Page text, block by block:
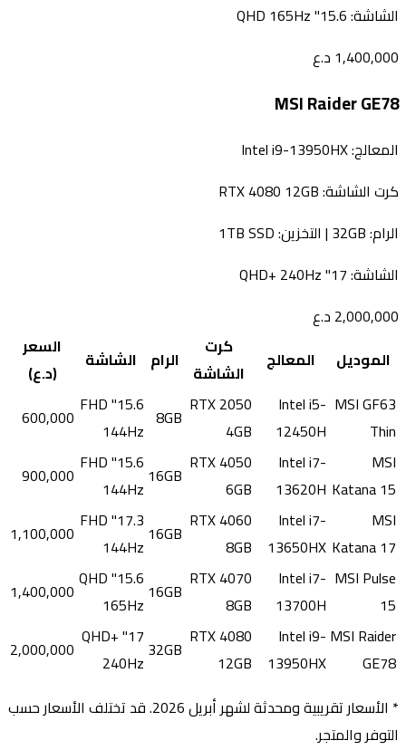
الشاشة:15.6" QHD 165Hz
1,400,000 د.ع
MSI Raider GE78
المعالج:Intel i9-13950HX
كرت الشاشة:RTX 4080 12GB
الرام:32GB | التخزين:1TB SSD
الشاشة:17" QHD+ 240Hz
2,000,000 د.ع
الموديل
المعالج
كرت
الشاشة الرام الشاشة
السعر
(د.ع)
MSI GF63
Thin
Intel i5-
12450H
RTX 2050
4GB
8GB
15.6" FHD
144Hz
600,000
MSI
Katana 15
Intel i7-
13620H
RTX 4050
6GB
16GB
15.6" FHD
144Hz
900,000
MSI
Katana 17
Intel i7-
13650HX
RTX 4060
8GB
16GB
17.3" FHD
144Hz
1,100,000
MSI Pulse
15
Intel i7-
13700H
RTX 4070
8GB
16GB
15.6" QHD
165Hz
1,400,000
MSI Raider
GE78
Intel i9-
13950HX
RTX 4080
12GB
32GB
17" QHD+
240Hz
2,000,000
* الأسعار تقريبية ومحدثة لشهر أبريل 2026. قد تختلف الأسعار حسب
التوفر والمتجر.